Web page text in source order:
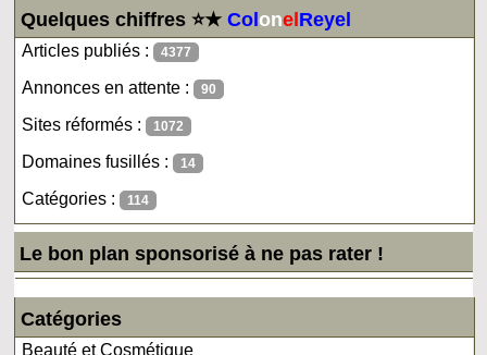
Quelques chiffres ⭐★ColonelReyel
Articles publiés : 4377
Annonces en attente : 90
Sites réformés : 1072
Domaines fusillés : 14
Catégories : 114
Le bon plan sponsorisé à ne pas rater !
Catégories
Beauté et Cosmétique